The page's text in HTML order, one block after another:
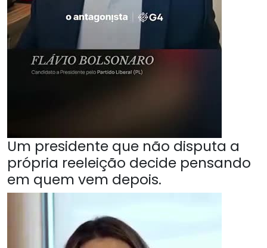
Um presidente que não disputa a
própria reeleição decide pensando
em quem vem depois.